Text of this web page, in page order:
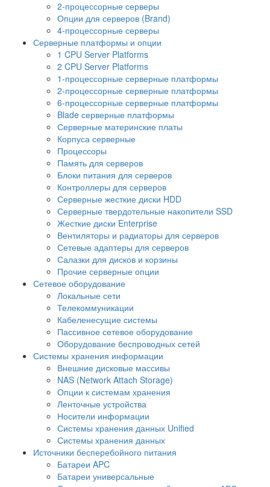
2-процессорные серверы
Опции для серверов (Brand)
4-процессорные серверы
Серверные платформы и опции
1 CPU Server Platforms
2 CPU Server Platforms
1-процессорные серверные платформы
2-процессорные серверные платформы
6-процессорные серверные платформы
Blade серверные платформы
Серверные материнские платы
Корпуса серверные
Процессоры
Память для серверов
Блоки питания для серверов
Контроллеры для серверов
Серверные жесткие диски HDD
Серверные твердотельные накопители SSD
Жесткие диски Enterprise
Вентиляторы и радиаторы для серверов
Сетевые адаптеры для серверов
Салазки для дисков и корзины
Прочие серверные опции
Сетевое оборудование
Локальные сети
Телекоммуникации
Кабеленесущие системы
Пассивное сетевое оборудование
Оборудование беспроводных сетей
Системы хранения информации
Внешние дисковые массивы
NAS (Network Attach Storage)
Опции к системам хранения
Ленточные устройства
Носители информации
Системы хранения данных Unified
Системы хранения данных
Источники бесперебойного питания
Батареи APC
Батареи универсальные